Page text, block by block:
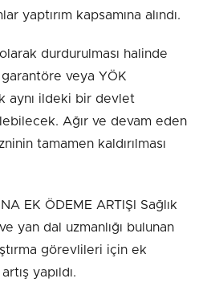
yaptırım kapsamına alındı.
durdurulması halinde
veya YÖK
aynı ildeki bir devlet
Ağır ve devam eden
tamamen kaldırılması
EK ÖDEME ARTIŞI Sağlık
yan dal uzmanlığı bulunan
görevlileri için ek
yapıldı.